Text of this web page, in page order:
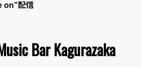
on”配信
Bar Kagurazaka